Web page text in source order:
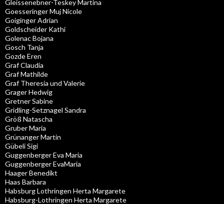
Gleissenebner-Teskey Martina
Goesseringer Muj Nicole
Goiginger Adrian
Goldscheider Kathi
Golenac Bojana
Gosch Tanja
Gozde Eren
Graf Claudia
Graf Mathilde
Graf Theresia und Valerie
Grager Hedwig
Gretner Sabine
Gridling-Setznagel Sandra
Größ Natascha
Gruber Maria
Grünanger Martin
Gübeli Sigi
Guggenberger Eva Maria
Guggenberger EvaMaria
Haager Benedikt
Haas Barbara
Habsburg Lothringen Herta Margarete
Habsburg-Lothringen Herta Margarete